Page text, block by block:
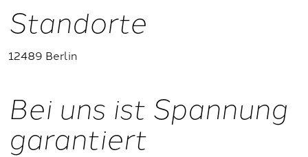
Standorte
12489 Berlin
Bei uns ist Spannung
garantiert